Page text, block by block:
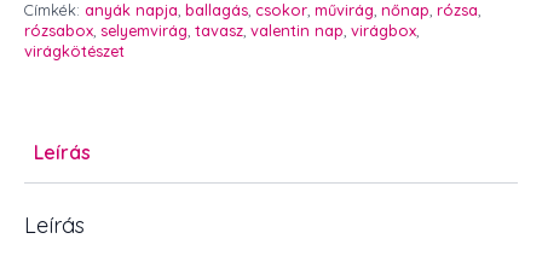
Címkék: anyák napja ballagás csokor művirág nőnap rózsa
rózsabox selyemvirág tavasz valentin nap virágbox
virágkötészet
Leírás
Leírás